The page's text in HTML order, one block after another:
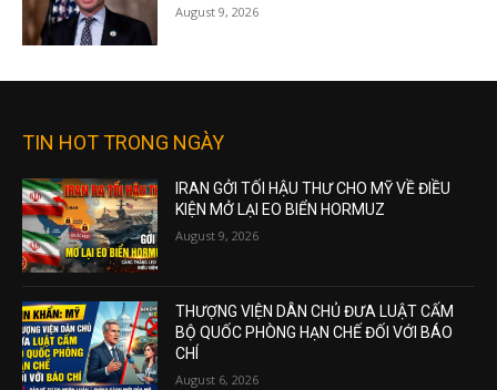
August 9, 2026
TIN HOT TRONG NGÀY
IRAN GỞI TỐI HẬU THƯ CHO MỸ VỀ ĐIỀU
KIỆN MỞ LẠI EO BIỂN HORMUZ
August 9, 2026
THƯỢNG VIỆN DÂN CHỦ ĐƯA LUẬT CẤM
BỘ QUỐC PHÒNG HẠN CHẾ ĐỐI VỚI BÁO
CHÍ
August 6, 2026